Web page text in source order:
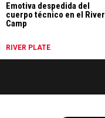
Emotiva despedida del
cuerpo técnico en el River
Camp
RIVER PLATE